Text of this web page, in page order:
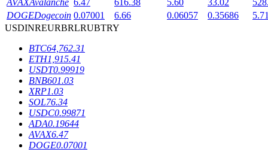
บริการยืมเงินที่ได้รับการสนับสนุนจาก Crypto
DOGEDogecoin 0.07001 6.66 0.06057 0.35686
USDINREURBRLRUBTRY
BTC64,762.31
ETH1,915.41
USDT0.99919
BNB601.03
XRP1.03
SOL76.34
USDC0.99871
ADA0.19644
AVAX6.47
DOGE0.07001